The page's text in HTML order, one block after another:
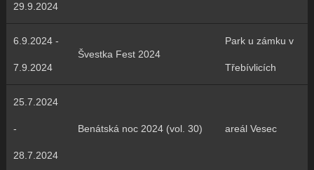
29.9.2024
6.9.2024 -
7.9.2024
Švestka Fest 2024
Park u zámku v
Třebívlicích
25.7.2024
-
28.7.2024
Benátská noc 2024 (vol. 30) areál Vesec